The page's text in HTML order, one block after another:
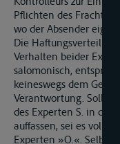
Pflichten des
wo der Absender
Die Haftungsverteilung
Verhalten beider
salomonisch,
keineswegs dem
Verantwortung. Sollte
des Experten S. in
auffassen, sei es
Experten »O.«. Selbst